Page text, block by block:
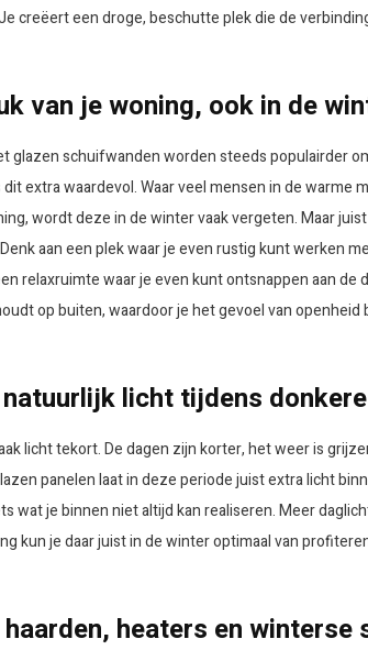
creëert een droge, beschutte plek die de
van je woning, ook in de
glazen schuifwanden worden steeds populairder
extra waardevol. Waar veel mensen in de warme
wordt deze in de winter vaak vergeten. Maar
aan een plek waar je even rustig kunt werken
relaxruimte waar je even kunt ontsnappen aan
op buiten, waardoor je het gevoel van
licht tijdens
licht tekort. De dagen zijn korter, het weer is
panelen laat in deze periode juist extra licht
wat je binnen niet altijd kan realiseren. Meer
kun je daar juist in de winter optimaal van
heaters en winterse